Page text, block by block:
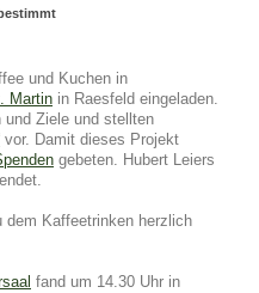
und Kuchen in
Martin in Raesfeld eingeladen.
und Ziele und stellten
vor. Damit dieses Projekt
gebeten. Hubert Leiers
dem Kaffeetrinken herzlich
fand um 14.30 Uhr in